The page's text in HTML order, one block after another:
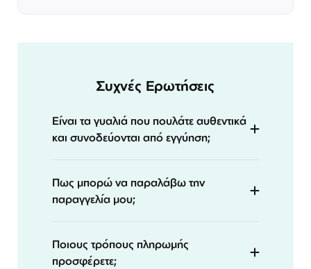
Συχνές Ερωτήσεις
Είναι τα γυαλιά που πουλάτε αυθεντικά
και συνοδεύονται από εγγύηση;
Πως μπορώ να παραλάβω την
παραγγελία μου;
Ποιους τρόπους πληρωμής
προσφέρετε;